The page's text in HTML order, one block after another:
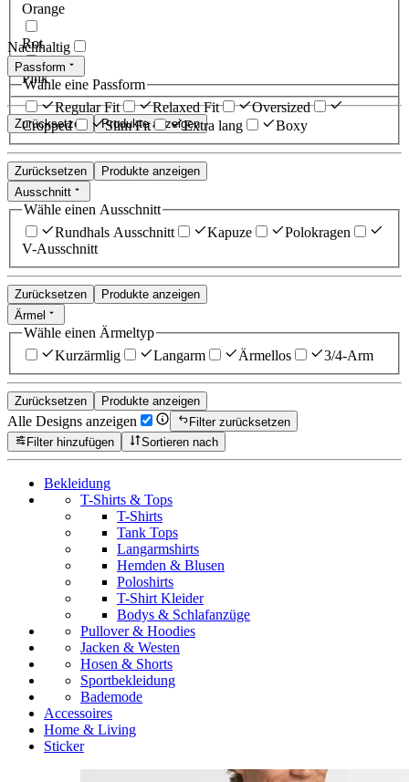
Orange
Rot
Pink
Zurücksetzen Produkte anzeigen
Nachhaltig
Passform
Wähle eine Passform
Regular Fit
Relaxed Fit
Oversized
Cropped
Slim Fit Extra lang Boxy
Zurücksetzen
Produkte anzeigen
Ausschnitt
Wähle einen Ausschnitt
Rundhals Ausschnitt
Kapuze
Polokragen
V-Ausschnitt
Zurücksetzen
Produkte anzeigen
Ärmel
Wähle einen Ärmeltyp
Kurzärmlig
Langarm Ärmellos 3/4-Arm
Zurücksetzen Produkte anzeigen
Alle Designs anzeigen
Filter zurücksetzen
Filter hinzufügen
Sortieren nach
Bekleidung
T-Shirts & Tops
T-Shirts
Tank Tops
Langarmshirts
Hemden & Blusen
Poloshirts
T-Shirt Kleider
Bodys & Schlafanzüge
Pullover & Hoodies
Jacken & Westen
Hosen & Shorts
Sportbekleidung
Bademode
Accessoires
Home & Living
Sticker